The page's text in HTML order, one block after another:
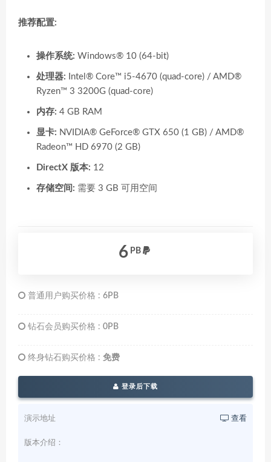
推荐配置:
操作系统: Windows® 10 (64-bit)
处理器: Intel® Core™ i5-4670 (quad-core) / AMD®
Ryzen™ 3 3200G (quad-core)
内存: 4 GB RAM
显卡: NVIDIA® GeForce® GTX 650 (1 GB) / AMD®
Radeon™ HD 6970 (2 GB)
DirectX 版本: 12
存储空间: 需要 3 GB 可用空间
6 PB
普通用户购买价格 : 6PB
钻石会员购买价格 : 0PB
终身钻石购买价格 : 免费
登录后下载
演示地址 查看
版本介绍：